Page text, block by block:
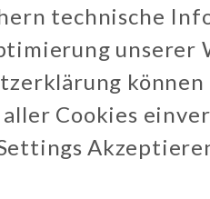
technische
unserer
Cookies